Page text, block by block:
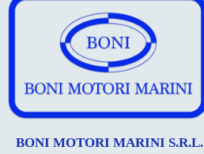
BONI MOTORI MARINI S.R.L.